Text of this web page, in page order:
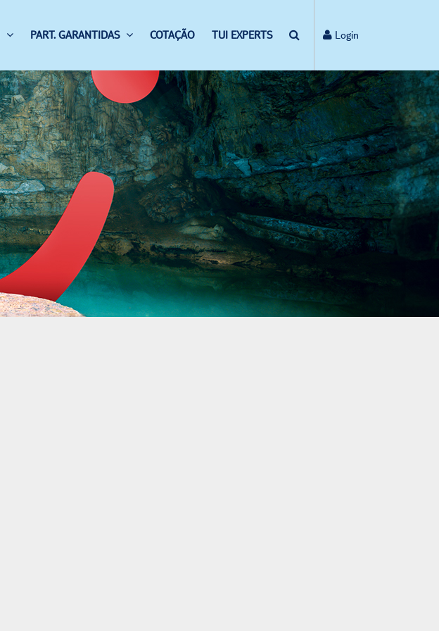
PART. GARANTIDAS COTAÇÃO TUI EXPERTS Login